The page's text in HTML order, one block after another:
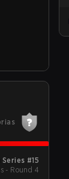
#15
- Round 4